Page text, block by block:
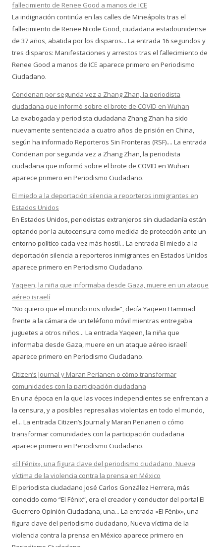
fallecimiento de Renee Good a manos de ICE
La indignación continúa en las calles de Mineápolis tras el
fallecimiento de Renee Nicole Good, ciudadana estadounidense
de 37 años, abatida por los disparos... La entrada 16 segundos y
tres disparos: Manifestaciones y arrestos tras el fallecimiento de
Renee Good a manos de ICE aparece primero en Periodismo
Ciudadano.
Condenan por segunda vez a Zhang Zhan, la periodista
ciudadana que informó sobre el brote de COVID en Wuhan
La exabogada y periodista ciudadana Zhang Zhan ha sido
nuevamente sentenciada a cuatro años de prisión en China,
según ha informado Reporteros Sin Fronteras (RSF).... La entrada
Condenan por segunda vez a Zhang Zhan, la periodista
ciudadana que informó sobre el brote de COVID en Wuhan
aparece primero en Periodismo Ciudadano.
El miedo a la deportación silencia a reporteros inmigrantes en
Estados Unidos
En Estados Unidos, periodistas extranjeros sin ciudadanía están
optando por la autocensura como medida de protección ante un
entorno político cada vez más hostil... La entrada El miedo a la
deportación silencia a reporteros inmigrantes en Estados Unidos
aparece primero en Periodismo Ciudadano.
Yaqeen, la niña que informaba desde Gaza, muere en un ataque
aéreo israelí
“No quiero que el mundo nos olvide”, decía Yaqeen Hammad
frente a la cámara de un teléfono móvil mientras entregaba
juguetes a otros niños... La entrada Yaqeen, la niña que
informaba desde Gaza, muere en un ataque aéreo israelí
aparece primero en Periodismo Ciudadano.
Citizen’s Journal y Maran Perianen o cómo transformar
comunidades con la participación ciudadana
En una época en la que las voces independientes se enfrentan a
la censura, y a posibles represalias violentas en todo el mundo,
el... La entrada Citizen’s Journal y Maran Perianen o cómo
transformar comunidades con la participación ciudadana
aparece primero en Periodismo Ciudadano.
«El Fénix», una figura clave del periodismo ciudadano, Nueva
víctima de la violencia contra la prensa en México
El periodista ciudadano José Carlos González Herrera, más
conocido como “El Fénix”, era el creador y conductor del portal El
Guerrero Opinión Ciudadana, una... La entrada «El Fénix», una
figura clave del periodismo ciudadano, Nueva víctima de la
violencia contra la prensa en México aparece primero en